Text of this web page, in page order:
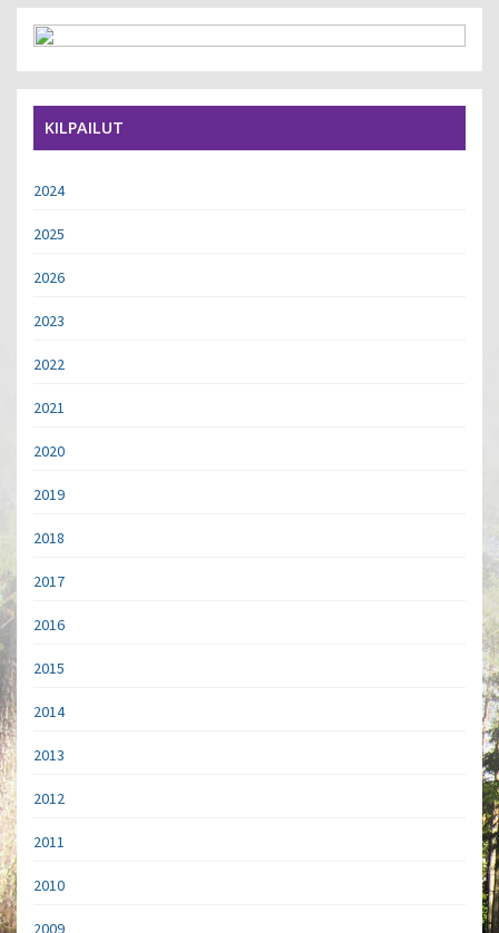
KILPAILUT
2024
2025
2026
2023
2022
2021
2020
2019
2018
2017
2016
2015
2014
2013
2012
2011
2010